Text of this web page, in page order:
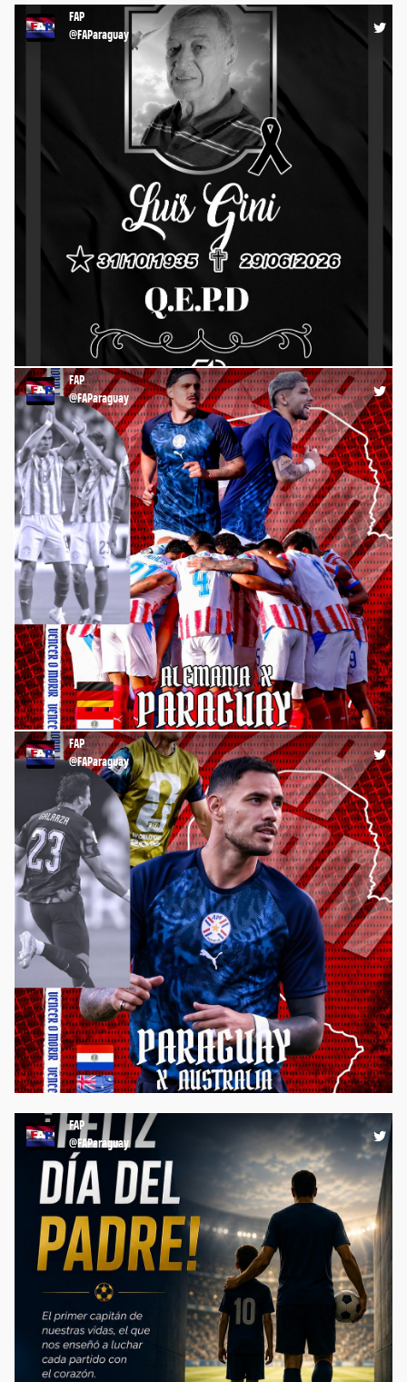
09:05 04-07-26
FAP
@FAParaguay
⚽️ Desde FAP lamentamos profundamente el fallecimiento de
un gran baluarte del Fútbol Paraguayo, Luis Gini Jara. Tu
recuerdo seguirá vivamente presente en nuestros corazones.
Q.E.P.D. CAMPEÓN 🙏🏻 https://t.co/x1PgeEdkbg
17:19 29-06-26
FAP
@FAParaguay
⚽️ ¡La #Albirroja juega a las 17:30 por el #Mundial2026 🏆🌎,
ante Alemania 🇩🇪, por los 16avos. de Final de la Copa del
Mundo! 💪🏼 ¡VAMOS, #PARAGUAY! ¡CON TODO! 🇵🇾 #FAP
#FutbolistasParaguayos #FútbolParaguayo
https://t.co/XPojVLEgxn
08:50 29-06-26
FAP
@FAParaguay
⚽️ ¡La #Albirroja juega a las 23:00 por el #Mundial2026 🏆🌎,
ante Australia 🇦🇺, en su tercera presentación en esta Copa
del Mundo! 💪🏼 ¡VAMOS, CON TODO #PARAGUAY!🤩 #FAP
#FutbolistasParaguayos #FútbolParaguayo
https://t.co/uTcXzqOlJd
08:53 25-06-26
FAP
@FAParaguay